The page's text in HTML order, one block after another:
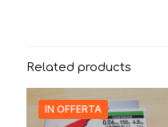
Related products
IN OFFERTA